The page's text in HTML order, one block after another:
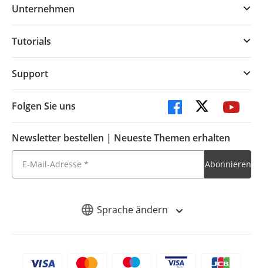
Sprache ändern
Unternehmen
Tutorials
Support
Folgen Sie uns
Newsletter bestellen | Neueste Themen erhalten